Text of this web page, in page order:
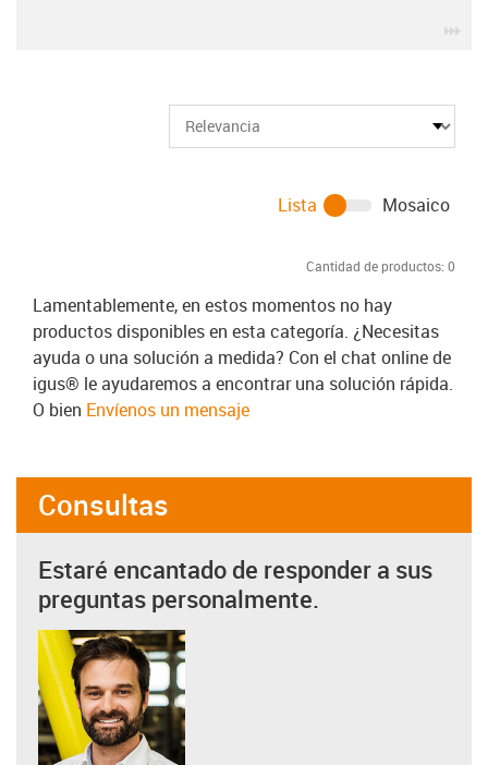
Cantidad de productos: 0
Lista Mosaico
Lamentablemente, en estos momentos no hay
productos disponibles en esta categoría. ¿Necesitas
ayuda o una solución a medida? Con el chat online de
igus® le ayudaremos a encontrar una solución rápida.
O bien Envíenos un mensaje
Consultas
Estaré encantado de responder a sus
preguntas personalmente.